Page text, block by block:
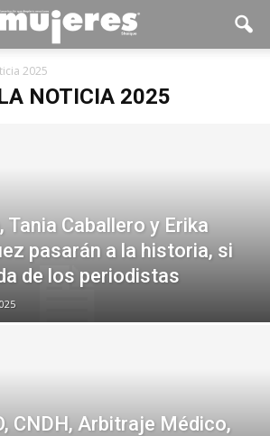
2025
NOTICIA 2025
Tania Caballero y Erika
pasarán a la historia, si
de los periodistas
CNDH, Arbitraje Médico,